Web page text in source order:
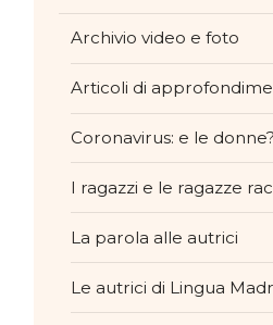
Archivio video e foto
Articoli di
Coronavirus: e le donne?
I ragazzi e le ragazze
La parola alle autrici
Le autrici di Lingua